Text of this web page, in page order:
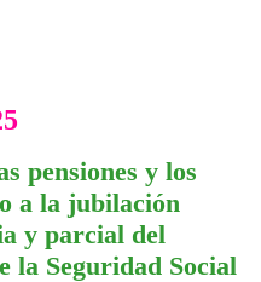
pensiones y los
a la jubilación
y parcial del
la Seguridad Social